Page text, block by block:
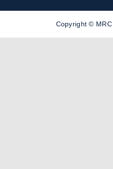
Copyright ©